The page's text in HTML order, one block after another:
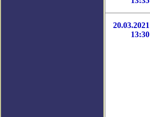
20.03.2021
13:30